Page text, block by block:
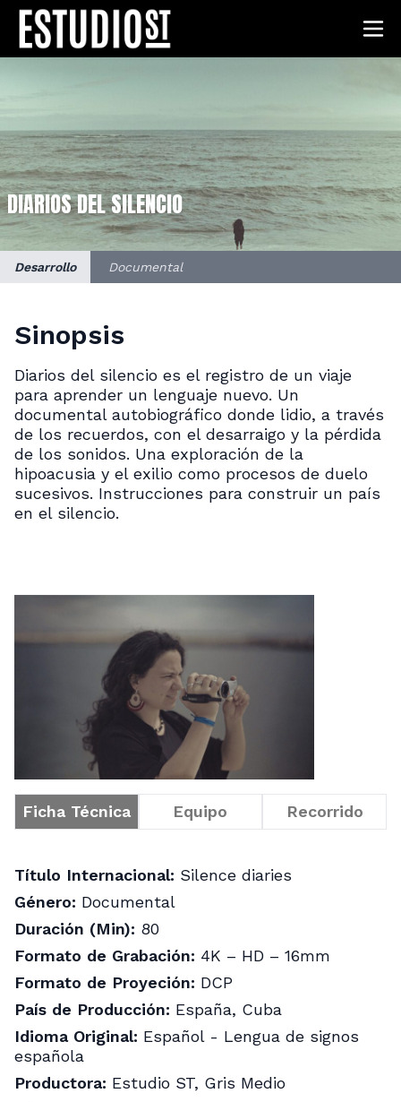
DIARIOS DEL SILENCIO
Desarrollo Documental
Sinopsis
Diarios del silencio es el registro de un viaje
para aprender un lenguaje nuevo. Un
documental autobiográfico donde lidio, a través
de los recuerdos, con el desarraigo y la pérdida
de los sonidos. Una exploración de la
hipoacusia y el exilio como procesos de duelo
sucesivos. Instrucciones para construir un país
en el silencio.
Ficha Técnica Equipo Recorrido
Título Internacional: Silence diaries
Género: Documental
Duración (Min): 80
Formato de Grabación: 4K – HD – 16mm
Formato de Proyeción: DCP
País de Producción: España, Cuba
Idioma Original: Español - Lengua de signos
española
Productora: Estudio ST, Gris Medio